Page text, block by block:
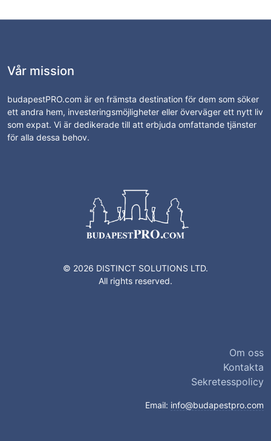
Vår mission
budapestPRO.com är en främsta destination för dem som söker
ett andra hem, investeringsmöjligheter eller överväger ett nytt liv
som expat. Vi är dedikerade till att erbjuda omfattande tjänster
för alla dessa behov.
© 2026 DISTINCT SOLUTIONS LTD.
All rights reserved.
Om oss
Kontakta
Sekretesspolicy
Email: info@budapestpro.com